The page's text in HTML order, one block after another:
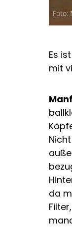
Es
mit
da